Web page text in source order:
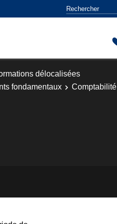
délocalisées
fondamentaux Comptabilité